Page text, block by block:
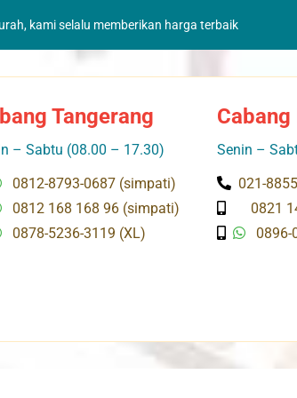
kami selalu memberikan harga terbaik
Tangerang
– Sabtu (08.00 – 17.30)
0812-8793-0687 (simpati)
0812 168 168 96 (simpati)
0878-5236-3119 (XL)
Cabang
Senin –
021-
0821
0896-